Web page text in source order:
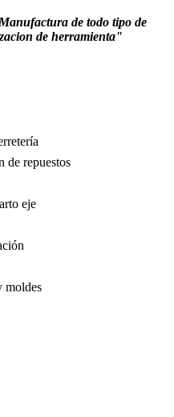
de todo tipo de
de herramienta"
de repuestos
eje
moldes